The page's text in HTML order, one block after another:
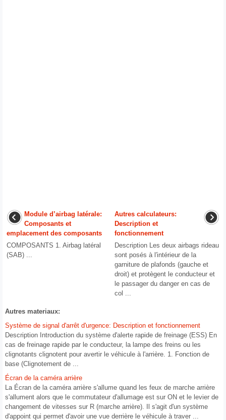
Module d’airbag latérale:
Composants et
emplacement des composants
COMPOSANTS 1. Airbag latéral
(SAB) ...
Autres calculateurs:
Description et
fonctionnement
Description Les deux airbags rideau
sont posés à l′intérieur de la
garniture de plafonds (gauche et
droit) et protègent le conducteur et
le passager du danger en cas de
col ...
Autres materiaux:
Système de signal d'arrêt d'urgence: Description et fonctionnement
Description Introduction du système d'alerte rapide de freinage (ESS) En
cas de freinage rapide par le conducteur, la lampe des freins ou les
clignotants clignotent pour avertir le véhicule à l'arrière. 1. Fonction de
base (Clignotement de ...
Écran de la caméra arrière
La Écran de la caméra arrière s'allume quand les feux de marche arrière
s'allument alors que le commutateur d'allumage est sur ON et le levier de
changement de vitesses sur R (marche arrière). Il s'agit d'un système
d'appoint qui permet d'avoir une vue derrière le véhicule à traver ...